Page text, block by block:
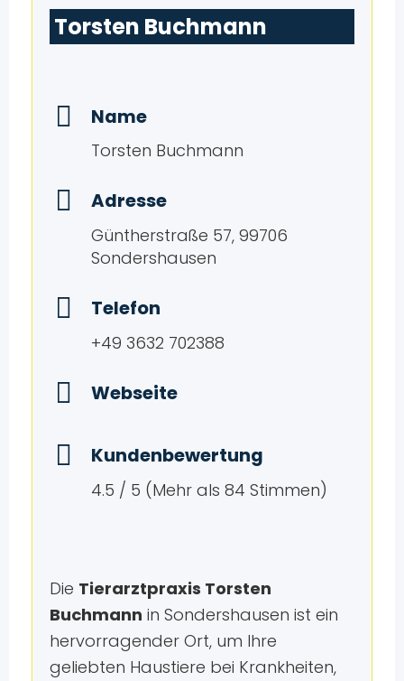
Torsten Buchmann
Name
Torsten Buchmann
Adresse
Güntherstraße 57, 99706
Sondershausen
Telefon
+49 3632 702388
Webseite
Kundenbewertung
4.5 / 5 (Mehr als 84 Stimmen)
Die Tierarztpraxis Torsten
Buchmann in Sondershausen ist ein
hervorragender Ort, um Ihre
geliebten Haustiere bei Krankheiten,